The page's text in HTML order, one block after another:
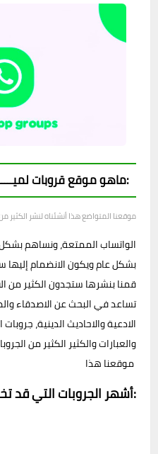
ماهو موقع قروبات لميـــــ💜ــــــــس:
موقعنا المتواضع هذا أنشئناه لنشر الكثير
الواتساب الممتعة، ونساهم
بشكل عام ويكون الانضمام
قمنا بنشرها ستجدون الكثير من
تساعد في البحث عن الاصدقاء
الادعية والاحاديث الدينية،
والعبارات والكثير الكثير من
أشهر الجروبات التي قد تختارها: